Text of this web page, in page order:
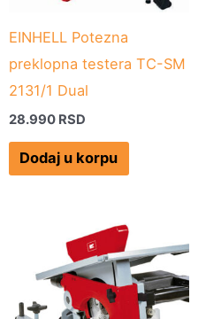
EINHELL Potezna
preklopna testera TC-SM
2131/1 Dual
28.990 RSD
Dodaj u korpu